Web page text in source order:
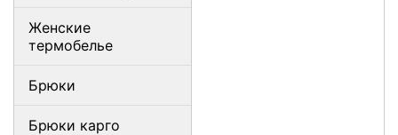
Женские
термобелье
Брюки
Брюки карго